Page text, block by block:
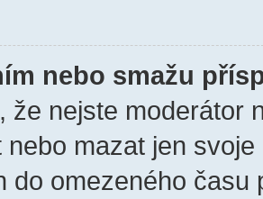
nebo smažu
že nejste moderátor
nebo mazat jen
do omezeného